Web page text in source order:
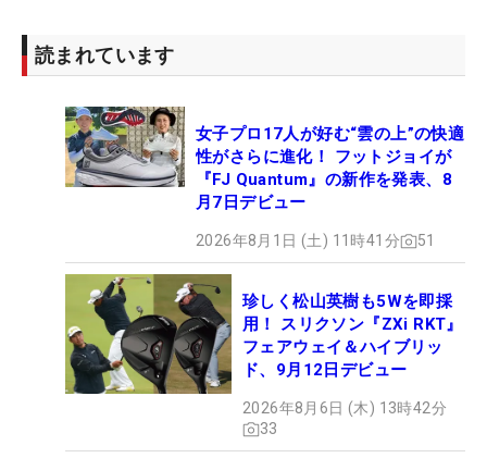
読まれています
女子プロ17人が好む“雲の上”の快適
性がさらに進化！ フットジョイが
『FJ Quantum』の新作を発表、8
月7日デビュー
2026年8月1日 (土) 11時41分 51
珍しく松山英樹も5Wを即採
用！ スリクソン『ZXi RKT』
フェアウェイ＆ハイブリッ
ド、9月12日デビュー
2026年8月6日 (木) 13時42分
33